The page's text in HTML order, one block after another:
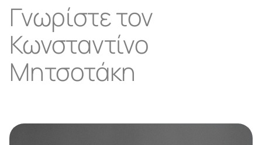
Γνωρίστε τον
Κωνσταντίνο
Μητσοτάκη